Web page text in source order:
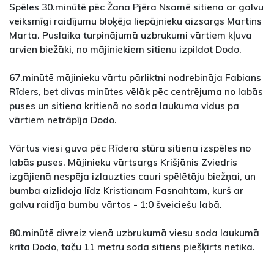
Spēles 30.minūtē pēc Žana Pjēra Nsamē sitiena ar galvu
veiksmīgi raidījumu bloķēja liepājnieku aizsargs Martins
Marta. Puslaika turpinājumā uzbrukumi vārtiem kļuva
arvien biežāki, no mājiniekiem sitienu izpildot Dodo.
67.minūtē mājinieku vārtu pārliktni nodrebināja Fabians
Rīders, bet divas minūtes vēlāk pēc centrējuma no labās
puses un sitiena kritienā no soda laukuma vidus pa
vārtiem netrāpīja Dodo.
Vārtus viesi guva pēc Rīdera stūra sitiena izspēles no
labās puses. Mājinieku vārtsargs Krišjānis Zviedris
izgājienā nespēja izlauzties cauri spēlētāju biežņai, un
bumba aizlidoja līdz Kristianam Fasnahtam, kurš ar
galvu raidīja bumbu vārtos - 1:0 šveiciešu labā.
80.minūtē divreiz vienā uzbrukumā viesu soda laukumā
krita Dodo, taču 11 metru soda sitiens piešķirts netika.